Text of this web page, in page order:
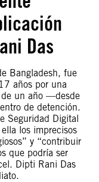
Das
Bangladesh, fue
años por una
de un año —desde
de detención.
Seguridad Digital
los imprecisos
y “contribuir
que podría ser
Dipti Rani Das